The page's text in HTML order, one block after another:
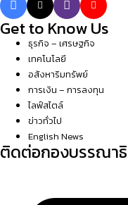
Get to Know Us
ธุรกิจ – เศรษฐกิจ
เทคโนโลยี
อสังหาริมทรัพย์
การเงิน – การลงทุน
ไลฟ์สไตล์
ข่าวทั่วไป
English News
ติดต่อกองบรรณา